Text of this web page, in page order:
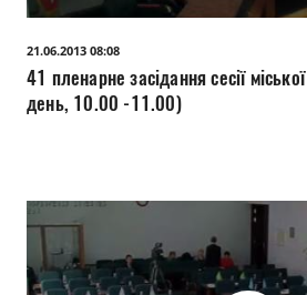
21.06.2013 08:08
41 пленарне засідання сесії
день, 10.00 -11.00)